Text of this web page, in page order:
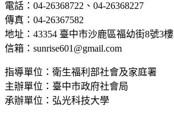
電話：04-26368722、04-26368227
傳真：04-26367582
地址：43354 臺中市沙鹿區福幼街8號3樓
信箱：sunrise601@gmail.com
指導單位：衛生福利部社會及家庭署
主辦單位：臺中市政府社會局
承辦單位：弘光科技大學